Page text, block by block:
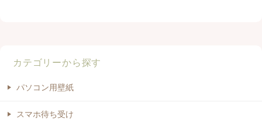
カテゴリーから探す
パソコン用壁紙
スマホ待ち受け